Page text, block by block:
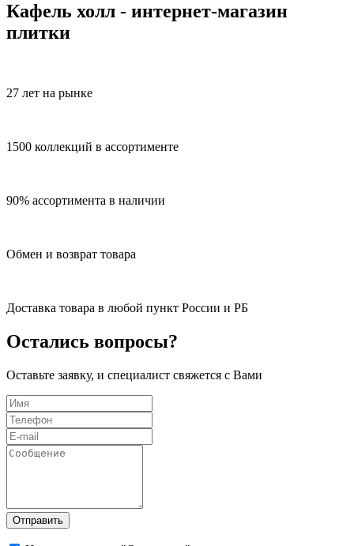
Кафель холл - интернет-магазин
плитки
27 лет на рынке
1500 коллекций в ассортименте
90% ассортимента в наличии
Обмен и возврат товара
Доставка товара в любой пункт России и РБ
Остались вопросы?
Оставьте заявку, и специалист свяжется с Вами
Отправить